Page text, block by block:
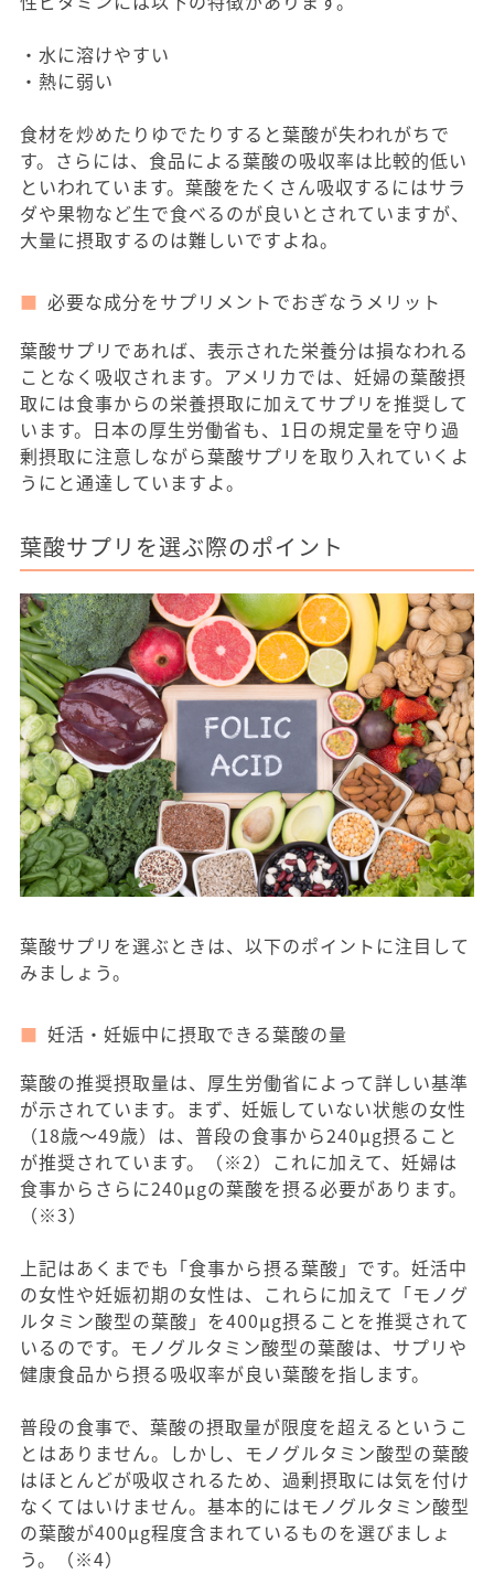
・水に溶けやすい
・熱に弱い
食材を炒めたりゆでたりすると葉酸が失われがちで
す。さらには、食品による葉酸の吸収率は比較的低い
といわれています。葉酸をたくさん吸収するにはサラ
ダや果物など生で食べるのが良いとされていますが、
大量に摂取するのは難しいですよね。
必要な成分をサプリメントでおぎなうメリット
葉酸サプリであれば、表示された栄養分は損なわれる
ことなく吸収されます。アメリカでは、妊婦の葉酸摂
取には食事からの栄養摂取に加えてサプリを推奨して
います。日本の厚生労働省も、1日の規定量を守り過
剰摂取に注意しながら葉酸サプリを取り入れていくよ
うにと通達していますよ。
葉酸サプリを選ぶ際のポイント
葉酸サプリを選ぶときは、以下のポイントに注目して
みましょう。
妊活・妊娠中に摂取できる葉酸の量
葉酸の推奨摂取量は、厚生労働省によって詳しい基準
が示されています。まず、妊娠していない状態の女性
（18歳〜49歳）は、普段の食事から240μg摂ること
が推奨されています。（※2）これに加えて、妊婦は
食事からさらに240μgの葉酸を摂る必要があります。
（※3）
上記はあくまでも「食事から摂る葉酸」です。妊活中
の女性や妊娠初期の女性は、これらに加えて「モノグ
ルタミン酸型の葉酸」を400μg摂ることを推奨されて
いるのです。モノグルタミン酸型の葉酸は、サプリや
健康食品から摂る吸収率が良い葉酸を指します。
普段の食事で、葉酸の摂取量が限度を超えるというこ
とはありません。しかし、モノグルタミン酸型の葉酸
はほとんどが吸収されるため、過剰摂取には気を付け
なくてはいけません。基本的にはモノグルタミン酸型
の葉酸が400μg程度含まれているものを選びましょ
う。（※4）